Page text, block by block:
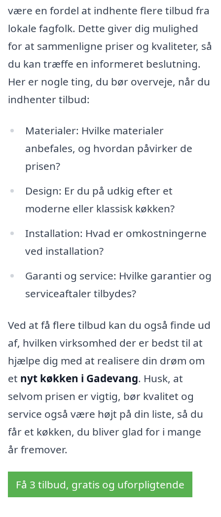
være en fordel at indhente flere tilbud fra
lokale fagfolk. Dette giver dig mulighed
for at sammenligne priser og kvaliteter, så
du kan træffe en informeret beslutning.
Her er nogle ting, du bør overveje, når du
indhenter tilbud:
Materialer: Hvilke materialer
anbefales, og hvordan påvirker de
prisen?
Design: Er du på udkig efter et
moderne eller klassisk køkken?
Installation: Hvad er omkostningerne
ved installation?
Garanti og service: Hvilke garantier og
serviceaftaler tilbydes?
Ved at få flere tilbud kan du også finde ud
af, hvilken virksomhed der er bedst til at
hjælpe dig med at realisere din drøm om
et nyt køkken i Gadevang. Husk, at
selvom prisen er vigtig, bør kvalitet og
service også være højt på din liste, så du
får et køkken, du bliver glad for i mange
år fremover.
Få 3 tilbud, gratis og uforpligtende